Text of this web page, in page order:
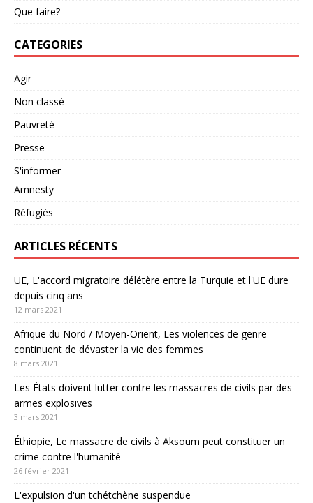
Que faire?
CATEGORIES
Agir
Non classé
Pauvreté
Presse
S'informer
Amnesty
Réfugiés
ARTICLES RÉCENTS
UE, L'accord migratoire délétère entre la Turquie et l'UE dure
depuis cinq ans
12 mars 2021
Afrique du Nord / Moyen-Orient, Les violences de genre
continuent de dévaster la vie des femmes
8 mars 2021
Les États doivent lutter contre les massacres de civils par des
armes explosives
3 mars 2021
Éthiopie, Le massacre de civils à Aksoum peut constituer un
crime contre l'humanité
26 février 2021
L'expulsion d'un tchétchène suspendue